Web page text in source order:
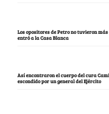
Los opositores de Petro no tuvieron
entró a la Casa Blanca
Así encontraron el cuerpo del cura
escondido por un general del Ejército